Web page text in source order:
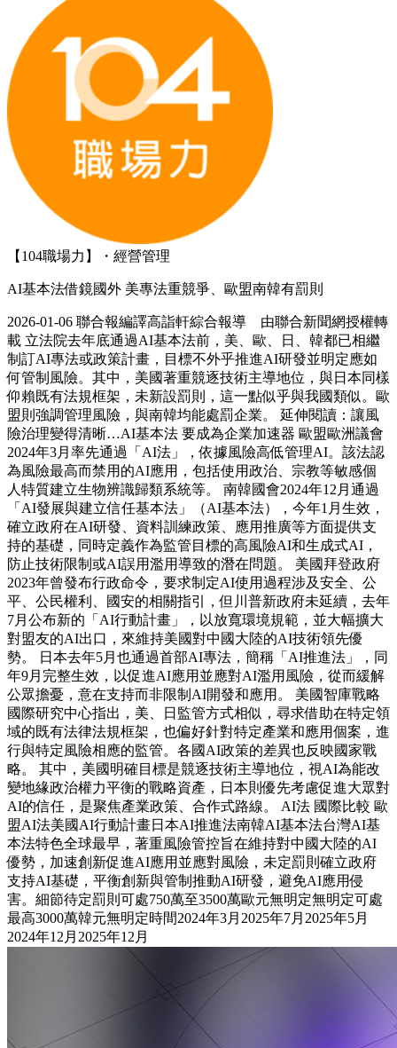
【104職場力】・經營管理
AI基本法借鏡國外 美專法重競爭、歐盟南韓有罰則
2026-01-06 聯合報編譯高詣軒綜合報導 由聯合新聞網授權轉
載 立法院去年底通過AI基本法前，美、歐、日、韓都已相繼
制訂AI專法或政策計畫，目標不外乎推進AI研發並明定應如
何管制風險。其中，美國著重競逐技術主導地位，與日本同樣
仰賴既有法規框架，未新設罰則，這一點似乎與我國類似。歐
盟則強調管理風險，與南韓均能處罰企業。 延伸閱讀：讓風
險治理變得清晰…AI基本法 要成為企業加速器 歐盟歐洲議會
2024年3月率先通過「AI法」，依據風險高低管理AI。該法認
為風險最高而禁用的AI應用，包括使用政治、宗教等敏感個
人特質建立生物辨識歸類系統等。 南韓國會2024年12月通過
「AI發展與建立信任基本法」（AI基本法），今年1月生效，
確立政府在AI研發、資料訓練政策、應用推廣等方面提供支
持的基礎，同時定義作為監管目標的高風險AI和生成式AI，
防止技術限制或AI誤用濫用導致的潛在問題。 美國拜登政府
2023年曾發布行政命令，要求制定AI使用過程涉及安全、公
平、公民權利、國安的相關指引，但川普新政府未延續，去年
7月公布新的「AI行動計畫」，以放寬環境規範，並大幅擴大
對盟友的AI出口，來維持美國對中國大陸的AI技術領先優
勢。 日本去年5月也通過首部AI專法，簡稱「AI推進法」，同
年9月完整生效，以促進AI應用並應對AI濫用風險，從而緩解
公眾擔憂，意在支持而非限制AI開發和應用。 美國智庫戰略
國際研究中心指出，美、日監管方式相似，尋求借助在特定領
域的既有法律法規框架，也偏好針對特定產業和應用個案，進
行與特定風險相應的監管。各國AI政策的差異也反映國家戰
略。 其中，美國明確目標是競逐技術主導地位，視AI為能改
變地緣政治權力平衡的戰略資產，日本則優先考慮促進大眾對
AI的信任，是聚焦產業政策、合作式路線。 AI法 國際比較 歐
盟AI法美國AI行動計畫日本AI推進法南韓AI基本法台灣AI基
本法特色全球最早，著重風險管控旨在維持對中國大陸的AI
優勢，加速創新促進AI應用並應對風險，未定罰則確立政府
支持AI基礎，平衡創新與管制推動AI研發，避免AI應用侵
害。細節待定罰則可處750萬至3500萬歐元無明定無明定可處
最高3000萬韓元無明定時間2024年3月2025年7月2025年5月
2024年12月2025年12月